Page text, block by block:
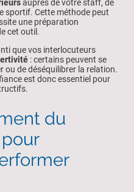
auprès de votre staff, de
sportif. Cette méthode peut
une préparation
cet outil.
que vos interlocuteurs
: certains peuvent se
ou de déséquilibrer la relation.
est donc essentiel pour
du